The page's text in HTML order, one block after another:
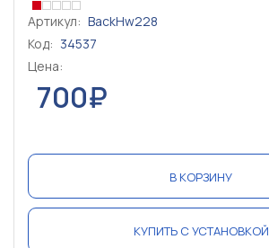
Артикул: BackHw228
Код: 34537
Цена:
700₽
В КОРЗИНУ
КУПИТЬ С УСТАНОВКОЙ